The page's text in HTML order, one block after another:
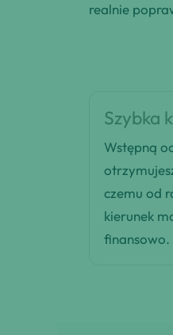
realnie
Szybka
Wstępną
czemu od
kierunek
finansowo.